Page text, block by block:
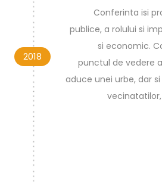
2018
Conferinta isi
publice, a rolului si
si economic.
punctul de vedere
aduce unei urbe, dar